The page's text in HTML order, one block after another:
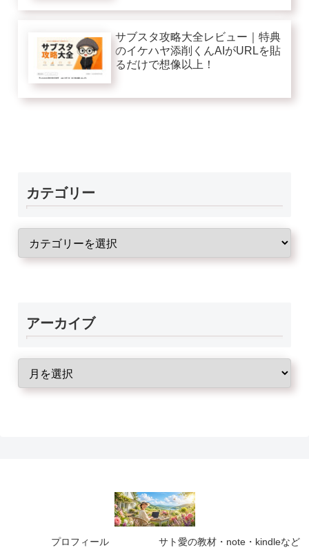
サブスタ攻略大全レビュー｜特典
のイケハヤ添削くんAIがURLを貼
るだけで想像以上！
カテゴリー
アーカイブ
プロフィール サト愛の教材・note・kindleなど